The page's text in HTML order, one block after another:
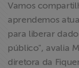
Vamos
aprendemos
para liberar
público", avalia
diretora da